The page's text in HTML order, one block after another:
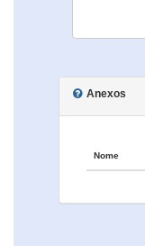
Anexos
Nome